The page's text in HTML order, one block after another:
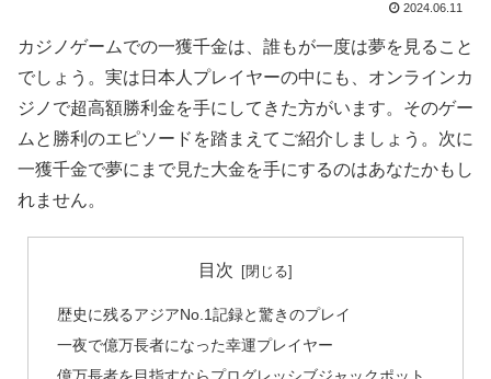
2024.06.11
カジノゲームでの一獲千金は、誰もが一度は夢を見ること
でしょう。実は日本人プレイヤーの中にも、オンラインカ
ジノで超高額勝利金を手にしてきた方がいます。そのゲー
ムと勝利のエピソードを踏まえてご紹介しましょう。次に
一獲千金で夢にまで見た大金を手にするのはあなたかもし
れません。
目次
歴史に残るアジアNo.1記録と驚きのプレイ
一夜で億万長者になった幸運プレイヤー
億万長者を目指すならプログレッシブジャックポット